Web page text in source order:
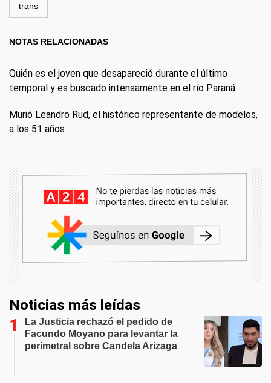
trans
NOTAS RELACIONADAS
Quién es el joven que desapareció durante el último
temporal y es buscado intensamente en el río Paraná
Murió Leandro Rud, el histórico representante de modelos,
a los 51 años
Noticias más leídas
La Justicia rechazó el pedido de
Facundo Moyano para levantar la
perimetral sobre Candela Arizaga